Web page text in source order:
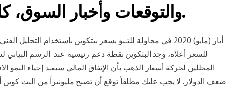
والتوقعات وأخبار السوق، كلها في متناولكم.
للسعر أعلاه، وجد البتكوين نقطة دعم رئيسية عند الرسم البياني
المحللين لحركة أسعار الذهب بأن الإنفاق المالي سيعيد إحياء النمو
ضعف الدولار. لا يجب عليك مطلقاً توقع أن تصبح مليونيراً من البت كوين